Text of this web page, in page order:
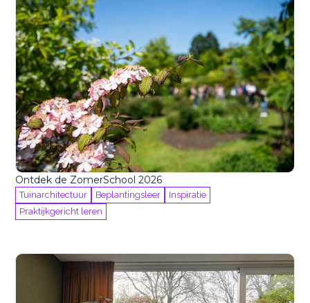
Ontdek de ZomerSchool 2026
Tuinarchitectuur Beplantingsleer
Inspiratie
Praktijkgericht leren